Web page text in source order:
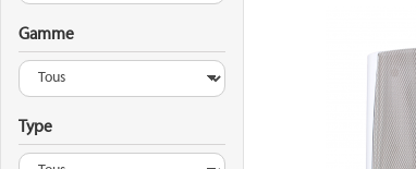
Gamme
Type